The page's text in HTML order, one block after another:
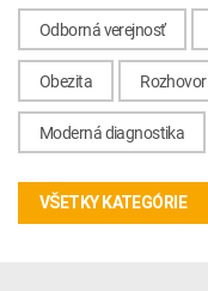
Odborná verejnosť
Obezita Rozhovor
Moderná diagnostika
VŠETKY KATEGÓRIE